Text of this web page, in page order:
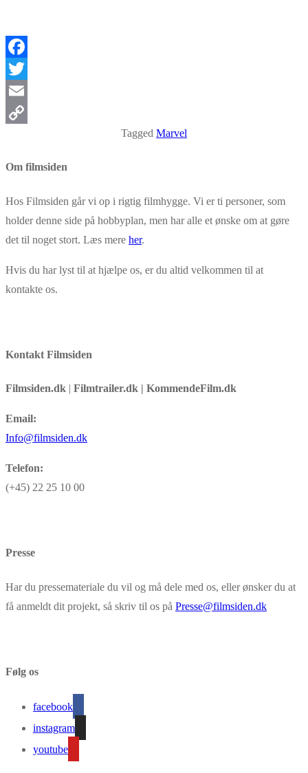
Facebook
Twitter
Email
Tagged Marvel
Om filmsiden
Hos Filmsiden går vi op i rigtig filmhygge. Vi er ti personer, som
holder denne side på hobbyplan, men har alle et ønske om at gøre
det til noget stort. Læs mere her.
Hvis du har lyst til at hjælpe os, er du altid velkommen til at
kontakte os.
Kontakt Filmsiden
Filmsiden.dk | Filmtrailer.dk | KommendeFilm.dk
Email:
Info@filmsiden.dk
Telefon:
(+45) 22 25 10 00
Presse
Har du pressemateriale du vil og må dele med os, eller ønsker du at
få anmeldt dit projekt, så skriv til os på Presse@filmsiden.dk
Følg os
facebook
instagram
youtube